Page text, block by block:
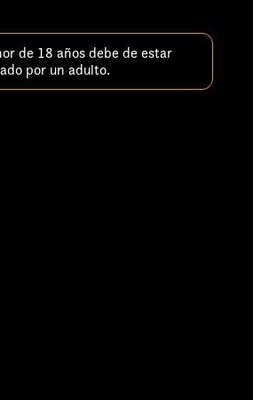
de 18 años debe de estar
por un adulto.